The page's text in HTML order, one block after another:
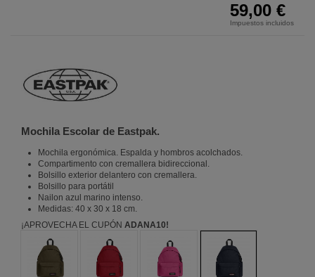
59,00 €
Impuestos incluidos
Mochila Escolar de Eastpak.
Mochila ergonómica. Espalda y hombros acolchados.
Compartimento con cremallera bidireccional.
Bolsillo exterior delantero con cremallera.
Bolsillo para portátil
Nailon azul marino intenso.
Medidas: 40 x 30 x 18 cm.
¡APROVECHA EL CUPÓN ADANA10!
Marrón
Rojo Azul Marino